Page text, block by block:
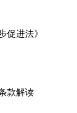
促进法》
款解读